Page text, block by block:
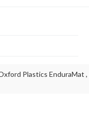
Plastics